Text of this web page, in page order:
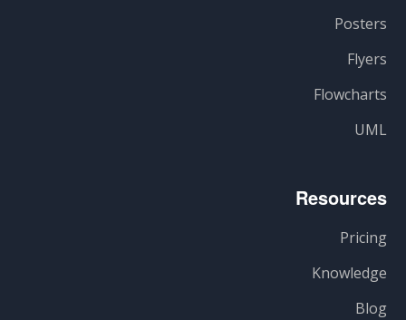
Posters
Flyers
Flowcharts
UML
Resources
Pricing
Knowledge
Blog